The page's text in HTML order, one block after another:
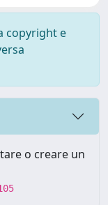
copyright e
o creare un